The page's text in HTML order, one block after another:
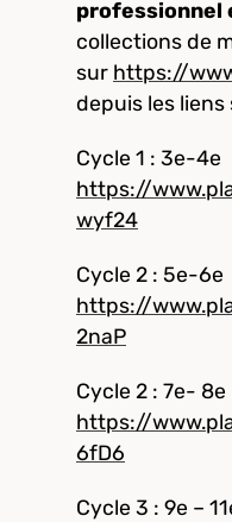
professionnel
collections de
sur https://
depuis les liens
Cycle 1 : 3e-4e
https://
wyf24
Cycle 2 : 5e-6e
https://
2naP
Cycle 2 : 7e- 8e
https://
6fD6
Cycle 3 : 9e –